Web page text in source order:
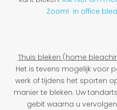
Zoom! in office
Thuis bleken (home
Het is tevens mogelijk voor
werk of tijdens het sporten
manier te bleken. Uw
gebit waarna u